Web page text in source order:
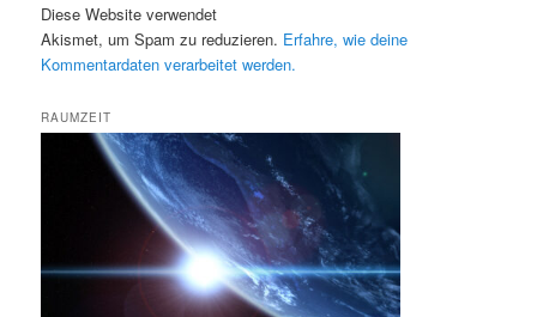
Diese Website verwendet
Akismet, um Spam zu reduzieren. Erfahre, wie deine
Kommentardaten verarbeitet werden.
RAUMZEIT